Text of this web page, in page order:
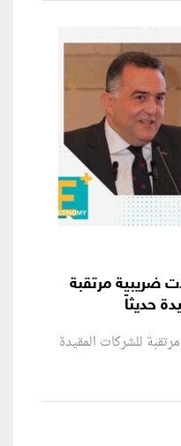
ضريبية مرتقبة
حديثاً
للشركات المقيدة